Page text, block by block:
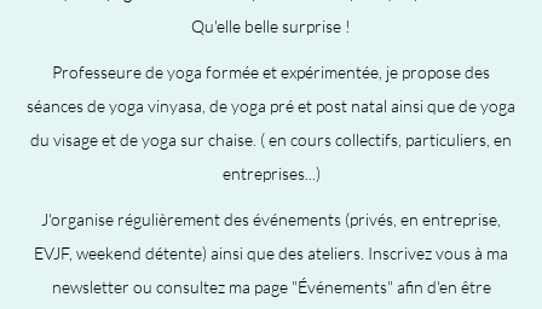
Qu'elle belle surprise !
Professeure de yoga formée et expérimentée, je propose des
séances de yoga vinyasa, de yoga pré et post natal ainsi que de yoga
du visage et de yoga sur chaise. ( en cours collectifs, particuliers, en
entreprises...)
J'organise régulièrement des événements (privés, en entreprise,
EVJF, weekend détente) ainsi que des ateliers. Inscrivez vous à ma
newsletter ou consultez ma page "Événements" afin d'en être